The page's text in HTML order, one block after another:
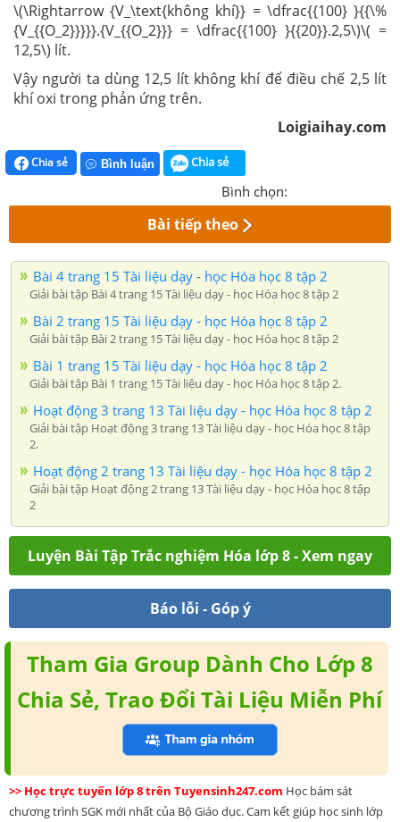
\(\Rightarrow {V_\text{không khí}} = \dfrac{{100} }{{\%
{V_{{O_2}}}}}.{V_{{O_2}}} = \dfrac{{100} }{{20}}.2,5\)\( =
12,5\) lít.
Vậy người ta dùng 12,5 lít không khí để điều chế 2,5 lít
khí oxi trong phản ứng trên.
Loigiaihay.com
Chia sẻ Bình luận Chia sẻ
Bình chọn:
Bài tiếp theo
Bài 4 trang 15 Tài liệu dạy - học Hóa học 8 tập 2
Giải bài tập Bài 4 trang 15 Tài liệu dạy - học Hóa học 8 tập 2
Bài 2 trang 15 Tài liệu dạy - học Hóa học 8 tập 2
Giải bài tập Bài 2 trang 15 Tài liệu dạy - học Hóa học 8 tập 2
Bài 1 trang 15 Tài liệu dạy - học Hóa học 8 tập 2
Giải bài tập Bài 1 trang 15 Tài liệu dạy - học Hóa học 8 tập 2.
Hoạt động 3 trang 13 Tài liệu dạy - học Hóa học 8 tập 2
Giải bài tập Hoạt động 3 trang 13 Tài liệu dạy - học Hóa học 8 tập
2.
Hoạt động 2 trang 13 Tài liệu dạy - học Hóa học 8 tập 2
Giải bài tập Hoạt động 2 trang 13 Tài liệu dạy - học Hóa học 8 tập
2
Luyện Bài Tập Trắc nghiệm Hóa lớp 8 - Xem ngay
Báo lỗi - Góp ý
Tham Gia Group Dành Cho Lớp 8
Chia Sẻ, Trao Đổi Tài Liệu Miễn Phí
>> Học trực tuyến lớp 8 trên Tuyensinh247.com Học bám sát
chương trình SGK mới nhất của Bộ Giáo dục. Cam kết giúp học sinh lớp